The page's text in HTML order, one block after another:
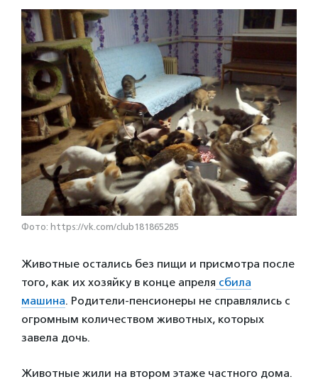
Фото: https://vk.com/club181865285
Животные остались без пищи и присмотра после
того, как их хозяйку в конце апреля сбила
машина. Родители-пенсионеры не справлялись с
огромным количеством животных, которых
завела дочь.
Животные жили на втором этаже частного дома.